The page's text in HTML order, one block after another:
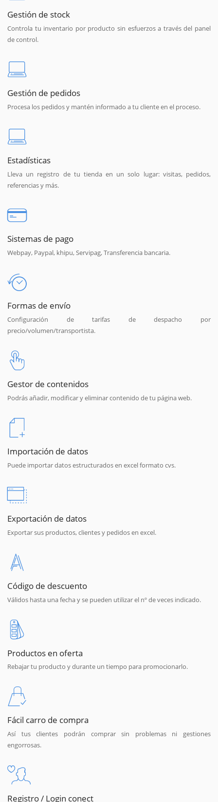
Gestión de stock
Controla tu inventario por producto sin esfuerzos a través del panel
de control.
Gestión de pedidos
Procesa los pedidos y mantén informado a tu cliente en el proceso.
Estadísticas
Lleva un registro de tu tienda en un solo lugar: visitas, pedidos,
referencias y más.
Sistemas de pago
Webpay, Paypal, khipu, Servipag, Transferencia bancaria.
Formas de envío
Configuración de tarifas de despacho por
precio/volumen/transportista.
Gestor de contenidos
Podrás añadir, modificar y eliminar contenido de tu página web.
Importación de datos
Puede importar datos estructurados en excel formato cvs.
Exportación de datos
Exportar sus productos, clientes y pedidos en excel.
Código de descuento
Válidos hasta una fecha y se pueden utilizar el nº de veces indicado.
Productos en oferta
Rebajar tu producto y durante un tiempo para promocionarlo.
Fácil carro de compra
Así tus clientes podrán comprar sin problemas ni gestiones
engorrosas.
Registro / Login conect